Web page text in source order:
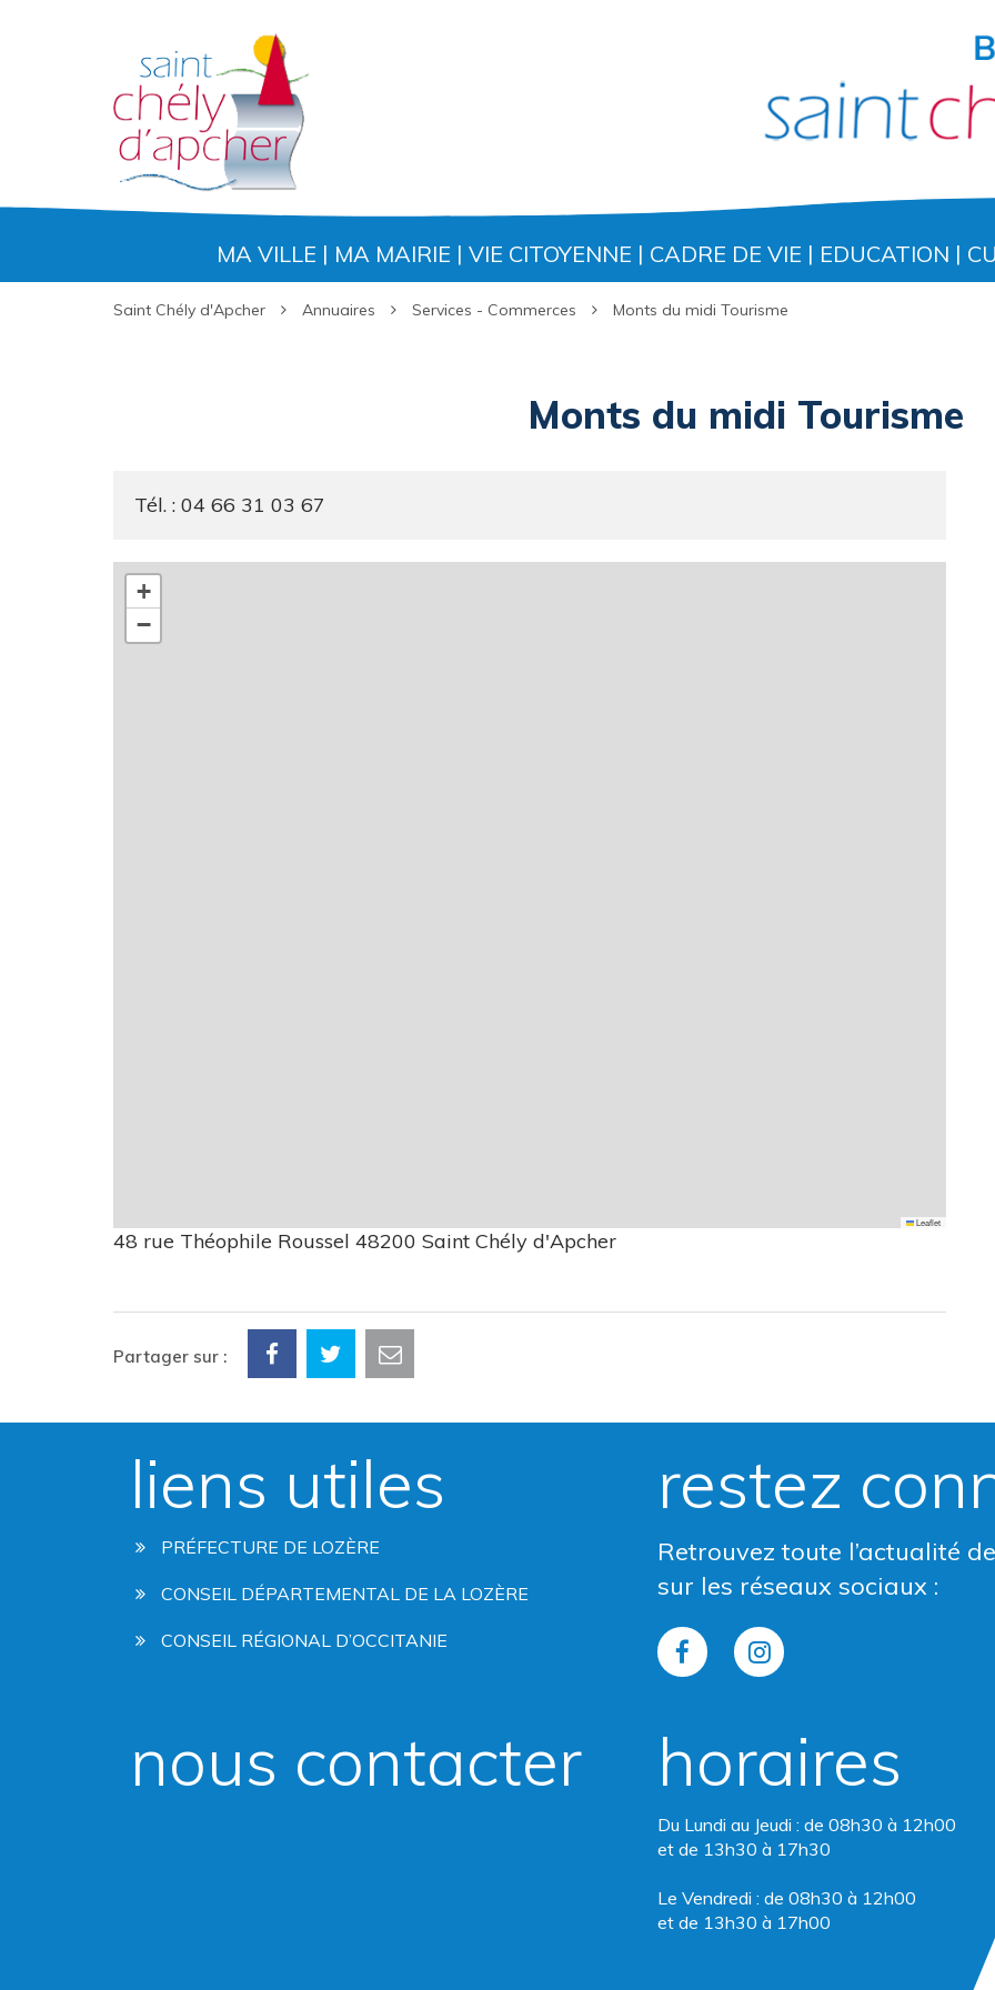
MA VILLE MA MAIRIE VIE CITOYENNE CADRE DE VIE EDUCATION
Saint Chély d'Apcher Annuaires Services - Commerces Monts du midi Tourisme
Monts du midi Tourisme
Tél. : 04 66 31 03 67
+
−
Leaflet
48 rue Théophile Roussel 48200 Saint Chély d'Apcher
Partager sur :
liens utiles
PRÉFECTURE DE LOZÈRE
CONSEIL DÉPARTEMENTAL DE LA LOZÈRE
CONSEIL RÉGIONAL D’OCCITANIE
restez
Retrouvez toute l’actualité
sur les réseaux sociaux :
Lien
le
Facebook
Lien
le
Instagram
nous contacter horaires
Du Lundi au Jeudi : de 08h30 à 12h00
et de 13h30 à 17h30
Le Vendredi : de 08h30 à 12h00
et de 13h30 à 17h00